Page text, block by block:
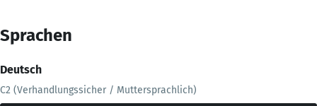
Sprachen
Deutsch
C2 (Verhandlungssicher / Muttersprachlich)